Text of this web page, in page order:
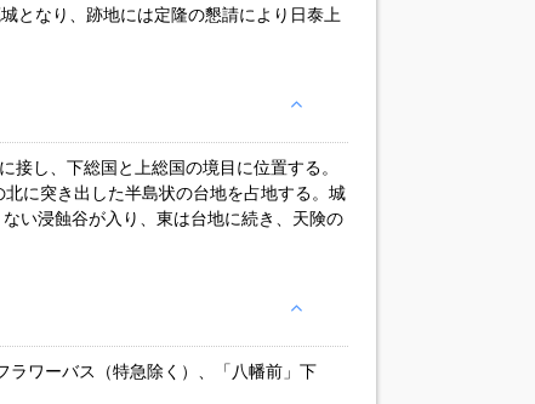
となり、跡地には定隆の懇請により日泰上
し、下総国と上総国の境目に位置する。
に突き出した半島状の台地を占地する。城
い浸蝕谷が入り、東は台地に続き、天険の
ラワーバス（特急除く）、「八幡前」下